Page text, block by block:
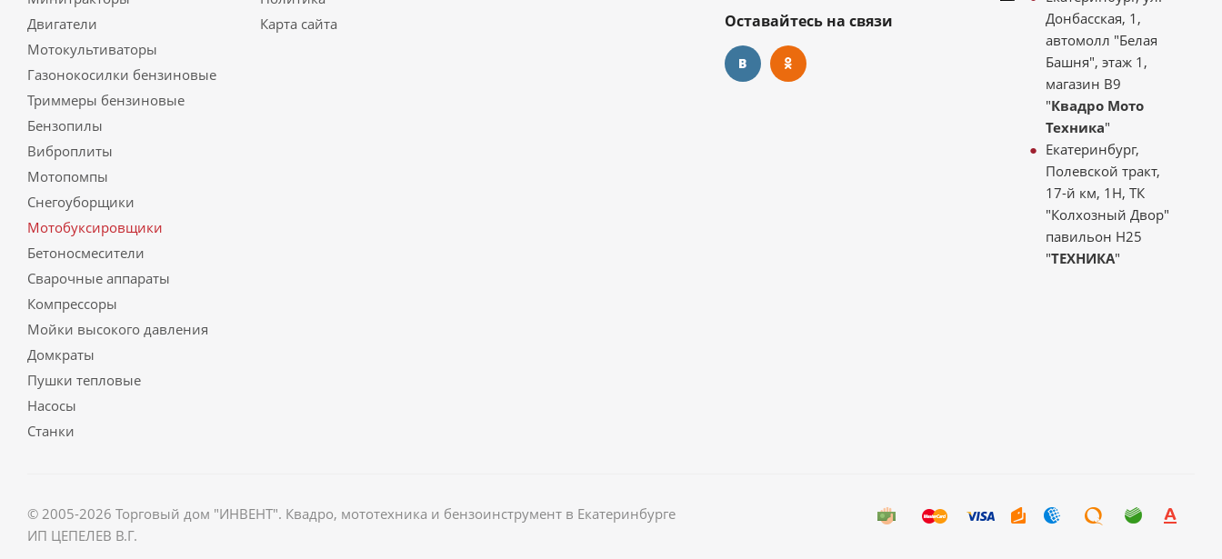
Двигатели
Мотокультиваторы
Газонокосилки бензиновые
Триммеры бензиновые
Бензопилы
Виброплиты
Мотопомпы
Снегоуборщики
Мотобуксировщики
Бетоносмесители
Сварочные аппараты
Компрессоры
Мойки высокого давления
Домкраты
Пушки тепловые
Насосы
Станки
Карта сайта
Оставайтесь на связи
Донбасская, 1,
автомолл "Белая
Башня", этаж 1,
магазин В9
"Квадро Мото
Техника"
Екатеринбург,
Полевской тракт,
17-й км, 1Н, ТК
"Колхозный Двор"
павильон Н25
"ТЕХНИКА"
© 2005-2026 Торговый дом "ИНВЕНТ". Квадро, мототехника и бензоинструмент в Екатеринбурге
ИП ЦЕПЕЛЕВ В.Г.